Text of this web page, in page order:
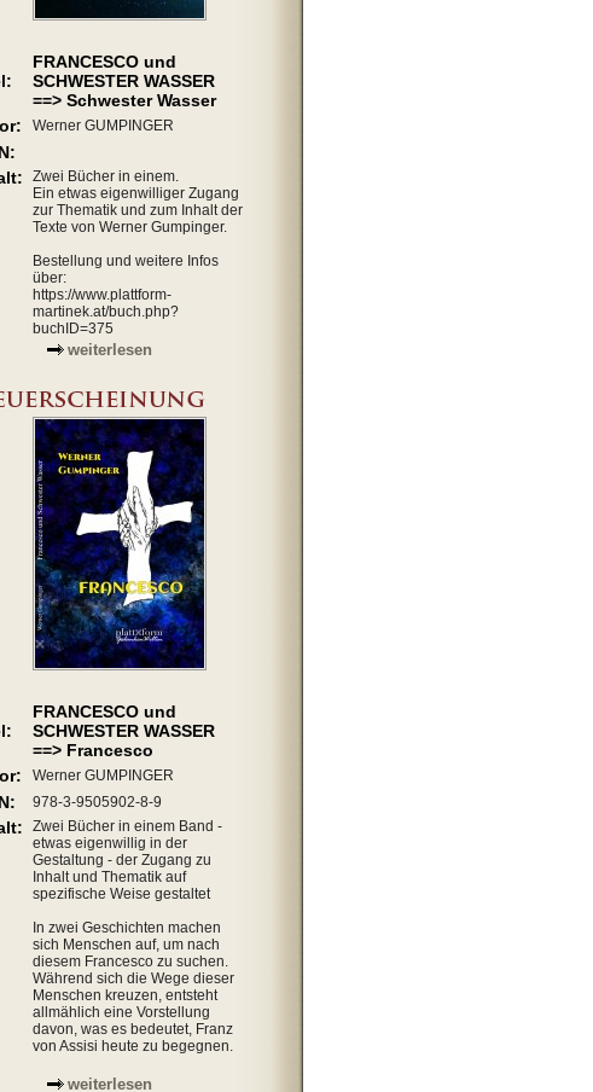
FRANCESCO und
SCHWESTER WASSER
==> Schwester Wasser
Werner GUMPINGER
Zwei Bücher in einem.
Ein etwas eigenwilliger Zugang
zur Thematik und zum Inhalt der
Texte von Werner Gumpinger.
Bestellung und weitere Infos
über:
https://www.plattform-
martinek.at/buch.php?
buchID=375
weiterlesen
FRANCESCO und
SCHWESTER WASSER
==> Francesco
Werner GUMPINGER
978-3-9505902-8-9
Zwei Bücher in einem Band -
etwas eigenwillig in der
Gestaltung - der Zugang zu
Inhalt und Thematik auf
spezifische Weise gestaltet
In zwei Geschichten machen
sich Menschen auf, um nach
diesem Francesco zu suchen.
Während sich die Wege dieser
Menschen kreuzen, entsteht
allmählich eine Vorstellung
davon, was es bedeutet, Franz
von Assisi heute zu begegnen.
weiterlesen